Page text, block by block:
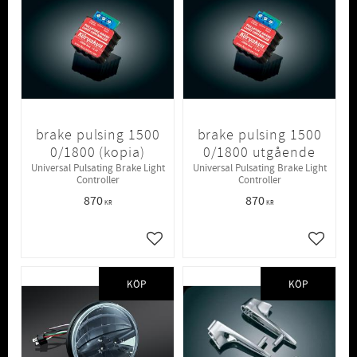
brake pulsing 1500
0/1800 (kopia)
Universal Pulsating Brake Light
Controller
870KR
Lägg till i favoriter
brake pulsing 1500
0/1800 utgående
Universal Pulsating Brake Light
Controller
870KR
Lägg
KÖP KÖP